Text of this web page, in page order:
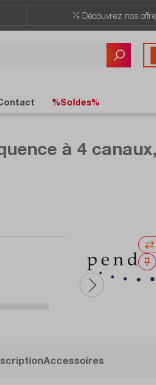
Découvrez nos
%Soldes%
à 4
Accessoires